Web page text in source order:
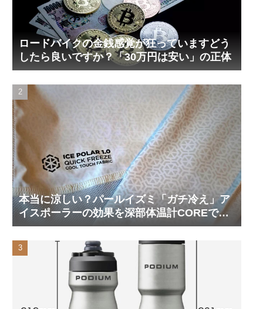
ロードバイクの金銭感覚が狂っていますどう
したら良いですか？「30万円は安い」の正体
本当に涼しい？パールイズミ「ガチ冷え」ア
イスポーラーの効果を深部体温計COREで測
ってみた